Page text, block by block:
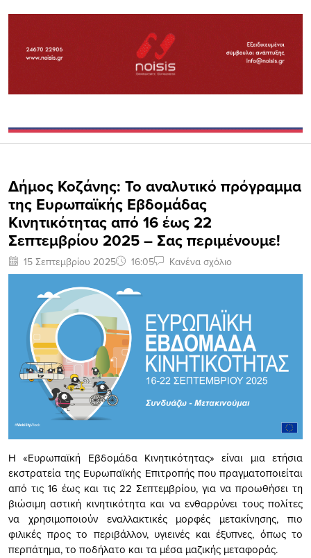
Δήμος Κοζάνης: Το αναλυτικό πρόγραμμα
της Ευρωπαϊκής Εβδομάδας
Κινητικότητας από 16 έως 22
Σεπτεμβρίου 2025 – Σας περιμένουμε!
15 Σεπτεμβρίου 2025 16:05 Κανένα σχόλιο
Η «Ευρωπαϊκή Εβδομάδα Κινητικότητας» είναι μια ετήσια
εκστρατεία της Ευρωπαϊκής Επιτροπής που πραγματοποιείται
από τις 16 έως και τις 22 Σεπτεμβρίου, για να προωθήσει τη
βιώσιμη αστική κινητικότητα και να ενθαρρύνει τους πολίτες
να χρησιμοποιούν εναλλακτικές μορφές μετακίνησης, πιο
φιλικές προς το περιβάλλον, υγιεινές και έξυπνες, όπως το
περπάτημα, το ποδήλατο και τα μέσα μαζικής μεταφοράς.